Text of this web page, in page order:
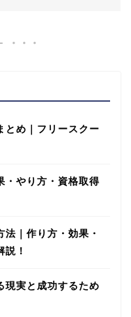
とめ｜フリースクー
・やり方・資格取得
法｜作り方・効果・
説！
現実と成功するため